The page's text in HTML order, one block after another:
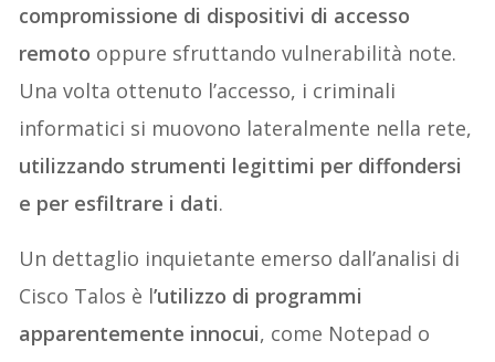
compromissione di dispositivi di accesso
remoto oppure sfruttando vulnerabilità note.
Una volta ottenuto l’accesso, i criminali
informatici si muovono lateralmente nella rete,
utilizzando strumenti legittimi per diffondersi
e per esfiltrare i dati.
Un dettaglio inquietante emerso dall’analisi di
Cisco Talos è l’utilizzo di programmi
apparentemente innocui, come Notepad o